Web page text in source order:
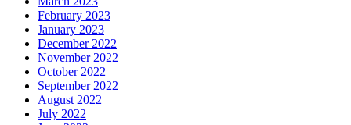
February 2023
January 2023
December 2022
November 2022
October 2022
September 2022
August 2022
July 2022